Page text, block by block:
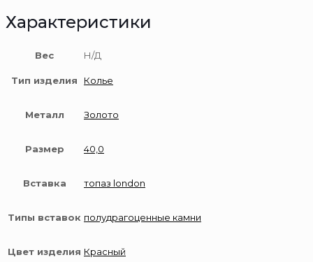
Характеристики
Вес Н/Д
Тип изделия Колье
Металл Золото
Размер 40,0
Вставка топаз london
Типы вставок полудрагоценные камни
Цвет изделия Красный